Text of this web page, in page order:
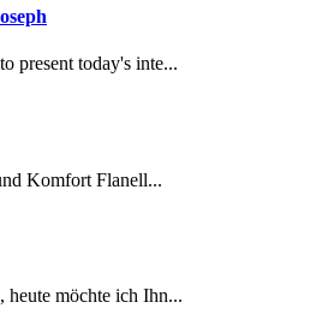
present today's inte...
Komfort Flanell...
heute möchte ich Ihn...